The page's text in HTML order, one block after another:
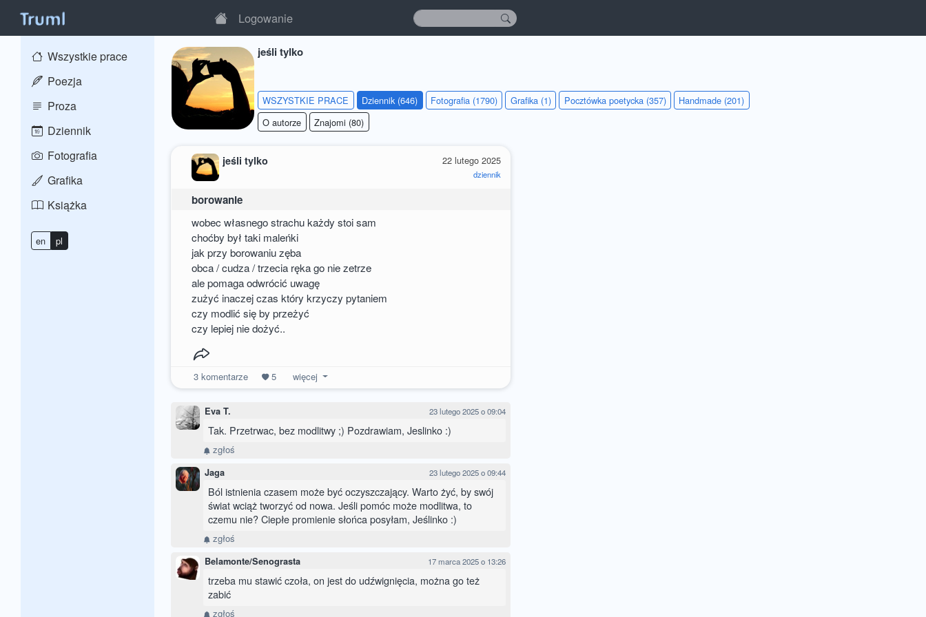
Logowanie
Wszystkie prace
Poezja
Proza
Dziennik
Fotografia
Grafika
Książka
en pl
jeśli tylko
WSZYSTKIE PRACE Dziennik (646) Fotografia (1790) Grafika (1) Pocztówka poetycka (357)
Handmade (201)
O autorze
Znajomi (80)
22 lutego 2025
dziennik
jeśli tylko
borowanie
wobec własnego strachu każdy stoi sam
choćby był taki maleńki
jak przy borowaniu zęba
obca / cudza / trzecia ręka go nie zetrze
ale pomaga odwrócić uwagę
zużyć inaczej czas który krzyczy pytaniem
czy modlić się by przeżyć
czy lepiej nie dożyć..
3komentarze 5 więcej
Eva T. 23 lutego 2025 o 09:04
Tak. Przetrwac, bez modlitwy ;) Pozdrawiam, Jeslinko :)
zgłoś
Jaga 23 lutego 2025 o 09:44
Ból istnienia czasem może być oczyszczający. Warto żyć, by swój
świat wciąż tworzyć od nowa. Jeśli pomóc może modlitwa, to
czemu nie? Ciepłe promienie słońca posyłam, Jeślinko :)
zgłoś
Belamonte/Senograsta 17 marca 2025 o 13:26
trzeba mu stawić czoła, on jest do udźwignięcia, można go też
zabić
zgłoś